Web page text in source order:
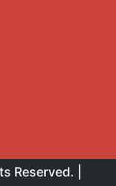
Reserved. |